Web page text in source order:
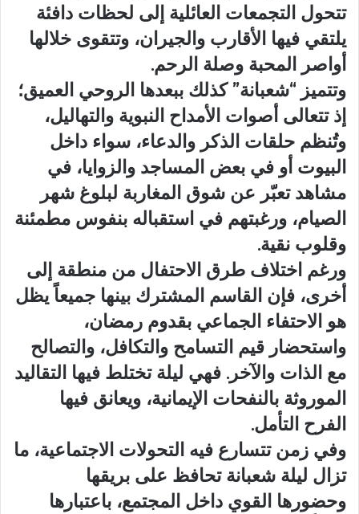
تتحول التجمعات العائلية إلى لحظات دافئة
يلتقي فيها الأقارب والجيران، وتتقوى خلالها
أواصر المحبة وصلة الرحم.
وتتميز “شعبانة” كذلك ببعدها الروحي العميق؛
إذ تتعالى أصوات الأمداح النبوية والتهاليل،
وتُنظم حلقات الذكر والدعاء، سواء داخل
البيوت أو في بعض المساجد والزوايا، في
مشاهد تعبّر عن شوق المغاربة لبلوغ شهر
الصيام، ورغبتهم في استقباله بنفوس مطمئنة
وقلوب نقية.
ورغم اختلاف طرق الاحتفال من منطقة إلى
أخرى، فإن القاسم المشترك بينها جميعاً يظل
هو الاحتفاء الجماعي بقدوم رمضان،
واستحضار قيم التسامح والتكافل، والتصالح
مع الذات والآخر. فهي ليلة تختلط فيها التقاليد
الموروثة بالنفحات الإيمانية، ويعانق فيها
الفرح التأمل.
وفي زمن تتسارع فيه التحولات الاجتماعية، ما
تزال ليلة شعبانة تحافظ على بريقها
وحضورها القوي داخل المجتمع، باعتبارها